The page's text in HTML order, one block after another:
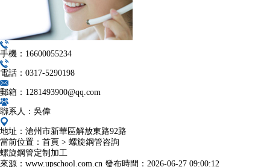
手機：16600055234
電話：0317-5290198
郵箱：1281493900@qq.com
聯系人：吳偉
地址：滄州市新華區解放東路92路
當前位置： 首頁 > 螺旋鋼管咨詢
螺旋鋼管定制加工
來源：www.upschool.com.cn 發布時間： 2026-06-27 09:00:12